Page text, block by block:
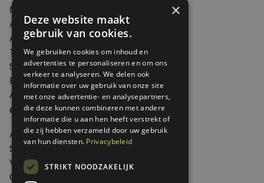
Nieuws
Artikelen
Agenda
Thema's
Shop
Edities
Abonneren
Over Genoeg
Adverteren
Samenwerken
Verkooppunten
Over Genoeg
×
Deze website maakt
gebruik van cookies.
We gebruiken cookies om inhoud en
advertenties te personaliseren en om ons
verkeer te analyseren. We delen ook
informatie over uw gebruik van onze site
met onze advertentie- en analysepartners,
die deze kunnen combineren met andere
informatie die u aan hen heeft verstrekt of
die zij hebben verzameld door uw gebruik
van hun diensten. Privacybeleid
STRIKT NOODZAKELIJK